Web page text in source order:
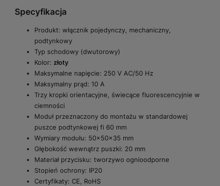
Specyfikacja
Produkt: włącznik pojedynczy, mechaniczny,
podtynkowy
Typ schodowy (dwutorowy)
Kolor: złoty
Maksymalne napięcie: 250 V AC/50 Hz
Maksymalny prąd: 10 A
Trzy kropki orientacyjne, świecące fluorescencyjnie w
ciemności
Moduł przeznaczony do montażu w standardowej
puszce podtynkowej fi 60 mm
Wymiary modułu: 50x50x35 mm
Głębokość wewnątrz puszki: 20 mm
Materiał przycisku: tworzywo ognioodporne
Stopień ochrony: IP20
Certyfikaty: CE, RoHS